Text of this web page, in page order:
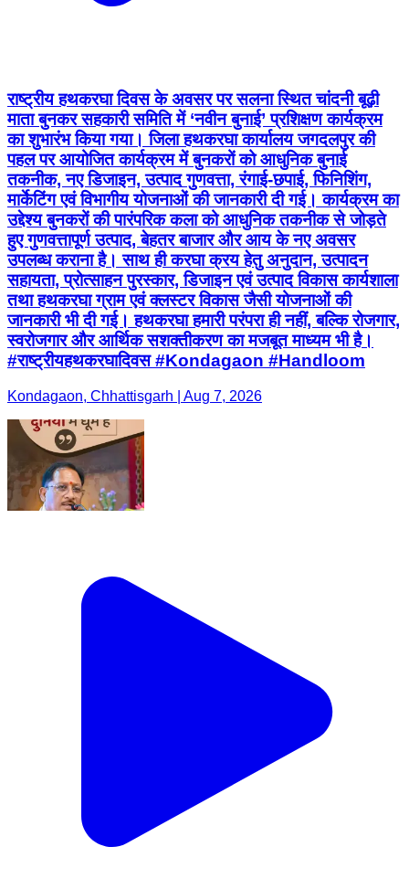
राष्ट्रीय हथकरघा दिवस के अवसर पर सलना स्थित चांदनी बूढ़ी
माता बुनकर सहकारी समिति में ‘नवीन बुनाई’ प्रशिक्षण कार्यक्रम
का शुभारंभ किया गया। जिला हथकरघा कार्यालय जगदलपुर की
पहल पर आयोजित कार्यक्रम में बुनकरों को आधुनिक बुनाई
तकनीक, नए डिजाइन, उत्पाद गुणवत्ता, रंगाई-छपाई, फिनिशिंग,
मार्केटिंग एवं विभागीय योजनाओं की जानकारी दी गई। कार्यक्रम का
उद्देश्य बुनकरों की पारंपरिक कला को आधुनिक तकनीक से जोड़ते
हुए गुणवत्तापूर्ण उत्पाद, बेहतर बाजार और आय के नए अवसर
उपलब्ध कराना है। साथ ही करघा क्रय हेतु अनुदान, उत्पादन
सहायता, प्रोत्साहन पुरस्कार, डिजाइन एवं उत्पाद विकास कार्यशाला
तथा हथकरघा ग्राम एवं क्लस्टर विकास जैसी योजनाओं की
जानकारी भी दी गई। हथकरघा हमारी परंपरा ही नहीं, बल्कि रोजगार,
स्वरोजगार और आर्थिक सशक्तीकरण का मजबूत माध्यम भी है।
#राष्ट्रीयहथकरघादिवस #Kondagaon #Handloom
Kondagaon, Chhattisgarh | Aug 7, 2026